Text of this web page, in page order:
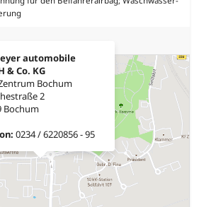
automobile
& Co. KG
Bochum
2
Bochum
0234 / 6220856 - 95